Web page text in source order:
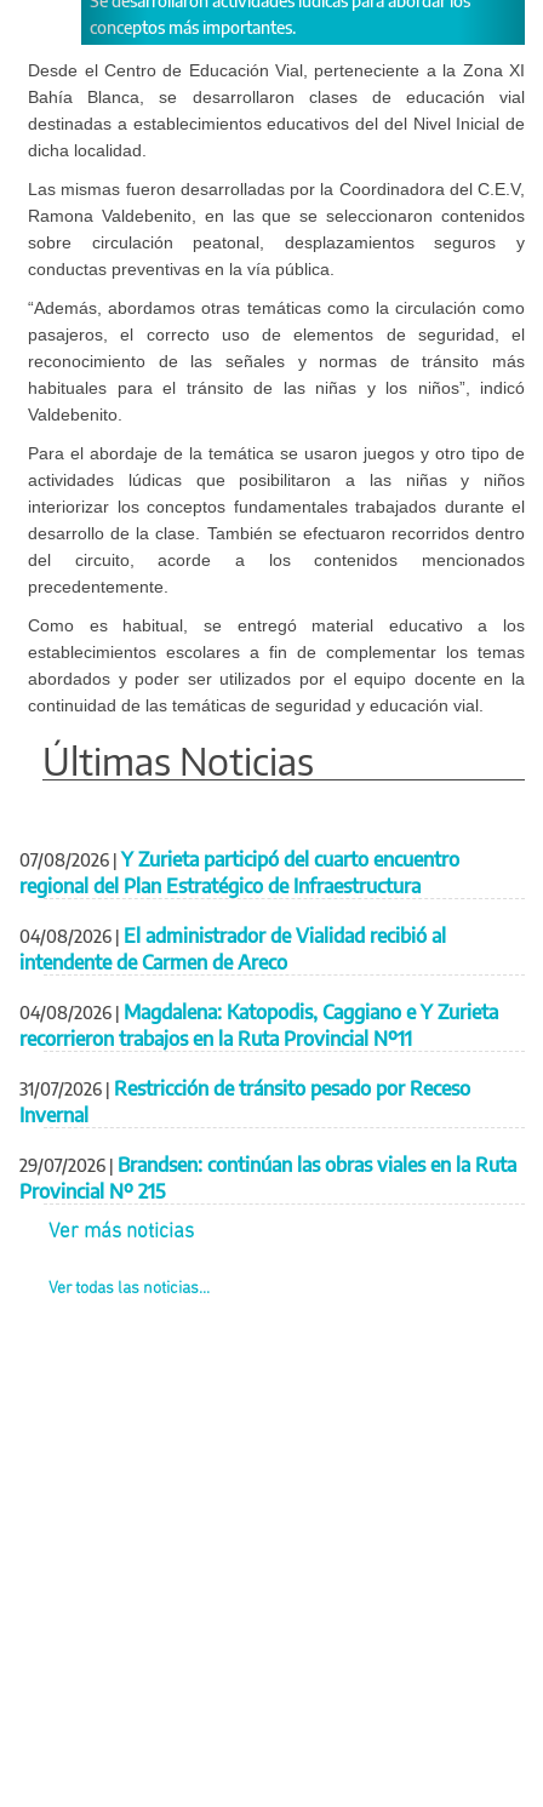
conductas preventivas en la vía pública
Desde el Centro de Educación Vial, perteneciente a la Zona XI
Bahía Blanca, se desarrollaron clases de educación vial
destinadas a establecimientos educativos del del Nivel Inicial de
dicha localidad.
Las mismas fueron desarrolladas por la Coordinadora del C.E.V,
Ramona Valdebenito, en las que se seleccionaron contenidos
sobre circulación peatonal, desplazamientos seguros y
conductas preventivas en la vía pública.
“Además, abordamos otras temáticas como la circulación como
pasajeros, el correcto uso de elementos de seguridad, el
reconocimiento de las señales y normas de tránsito más
habituales para el tránsito de las niñas y los niños”, indicó
Valdebenito.
Para el abordaje de la temática se usaron juegos y otro tipo de
actividades lúdicas que posibilitaron a las niñas y niños
interiorizar los conceptos fundamentales trabajados durante el
desarrollo de la clase. También se efectuaron recorridos dentro
del circuito, acorde a los contenidos mencionados
precedentemente.
Como es habitual, se entregó material educativo a los
establecimientos escolares a fin de complementar los temas
abordados y poder ser utilizados por el equipo docente en la
continuidad de las temáticas de seguridad y educación vial.
Últimas Noticias
07/08/2026 | Y Zurieta participó del cuarto encuentro
regional del Plan Estratégico de Infraestructura
04/08/2026 | El administrador de Vialidad recibió al
intendente de Carmen de Areco
04/08/2026 | Magdalena: Katopodis, Caggiano e Y Zurieta
recorrieron trabajos en la Ruta Provincial Nº11
31/07/2026 | Restricción de tránsito pesado por Receso
Invernal
29/07/2026 | Brandsen: continúan las obras viales en la Ruta
Provincial Nº 215
Ver más noticias
Ver todas las noticias...